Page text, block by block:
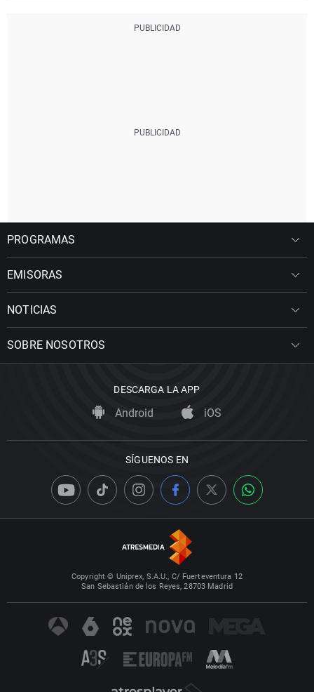
PROGRAMAS
EMISORAS
NOTICIAS
SOBRE NOSOTROS
DESCARGA LA APP
Android iOS
SÍGUENOS EN
Copyright © Uniprex, S.A.U., C/ Fuerteventura 12
San Sebastián de los Reyes, 28703 Madrid